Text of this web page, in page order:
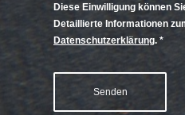
Diese Einwilligung können
Detaillierte Informationen
Datenschutzerklärung. *